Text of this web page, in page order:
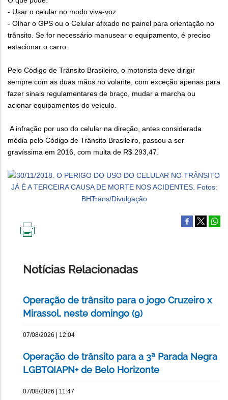
- Usar o celular no modo viva-voz
- Olhar o GPS ou o Celular afixado no painel para orientação no
trânsito. Se for necessário manusear o equipamento, é preciso
estacionar o carro.
Pelo Código de Trânsito Brasileiro, o motorista deve dirigir
sempre com as duas mãos no volante, com exceção apenas para
fazer sinais regulamentares de braço, mudar a marcha ou
acionar equipamentos do veículo.
A infração por uso do celular na direção, antes considerada
média pelo Código de Trânsito Brasileiro, passou a ser
gravíssima em 2016, com multa de R$ 293,47.
Notícias Relacionadas
Operação de trânsito para o jogo Cruzeiro x
Mirassol, neste domingo (9)
07/08/2026 | 12:04
Operação de trânsito para a 3ª Parada Negra
LGBTQIAPN+ de Belo Horizonte
07/08/2026 | 11:47